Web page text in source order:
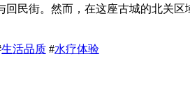
民街。然而，在这座古城的北关
生活品质 #水疗体验